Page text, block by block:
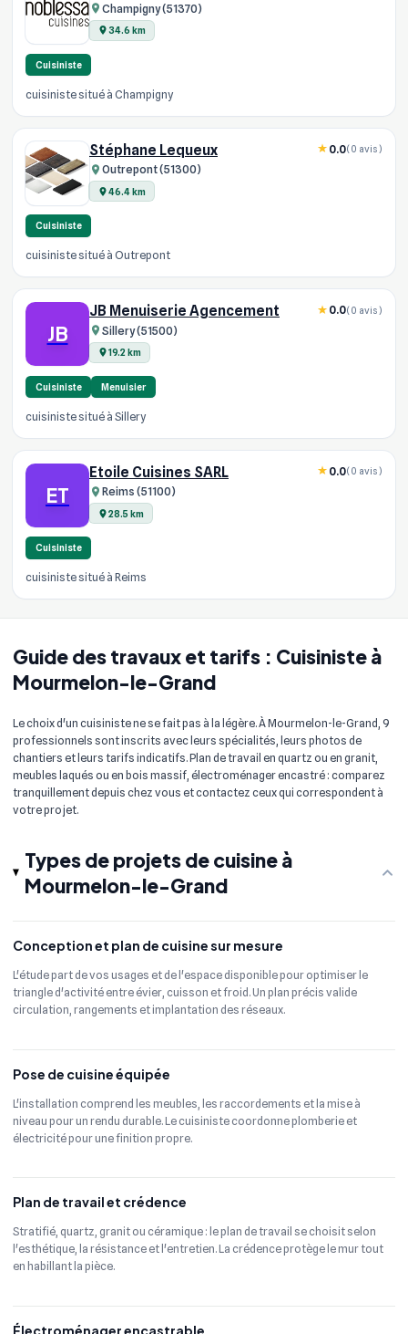
Guide des travaux et tarifs : Cuisiniste à
Mourmelon-le-Grand
Le choix d'un cuisiniste ne se fait pas à la légère. À Mourmelon-le-Grand, 9
professionnels sont inscrits avec leurs spécialités, leurs photos de
chantiers et leurs tarifs indicatifs. Plan de travail en quartz ou en granit,
meubles laqués ou en bois massif, électroménager encastré : comparez
tranquillement depuis chez vous et contactez ceux qui correspondent à
votre projet.
Types de projets de cuisine à
Mourmelon-le-Grand
Conception et plan de cuisine sur mesure
L'étude part de vos usages et de l'espace disponible pour optimiser le
triangle d'activité entre évier, cuisson et froid. Un plan précis valide
circulation, rangements et implantation des réseaux.
Pose de cuisine équipée
L'installation comprend les meubles, les raccordements et la mise à
niveau pour un rendu durable. Le cuisiniste coordonne plomberie et
électricité pour une finition propre.
Plan de travail et crédence
Stratifié, quartz, granit ou céramique : le plan de travail se choisit selon
l'esthétique, la résistance et l'entretien. La crédence protège le mur tout
en habillant la pièce.
Électroménager encastrable
Champigny (51370)
34.6 km
Cuisiniste
cuisiniste situé à Champigny
Stéphane Lequeux
Outrepont (51300)
46.4 km
0.0(0 avis)
Cuisiniste
cuisiniste situé à Outrepont
JB
JB Menuiserie Agencement
Sillery (51500)
19.2 km
0.0(0 avis)
Cuisiniste Menuisier
cuisiniste situé à Sillery
ET
Etoile Cuisines SARL
Reims (51100)
28.5 km
0.0(0 avis)
Cuisiniste
cuisiniste situé à Reims